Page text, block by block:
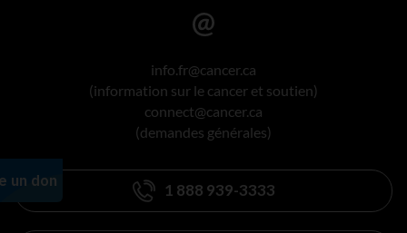
info.fr@cancer.ca
(information sur le cancer et soutien)
connect@cancer.ca
(demandes générales)
1 888 939-3333